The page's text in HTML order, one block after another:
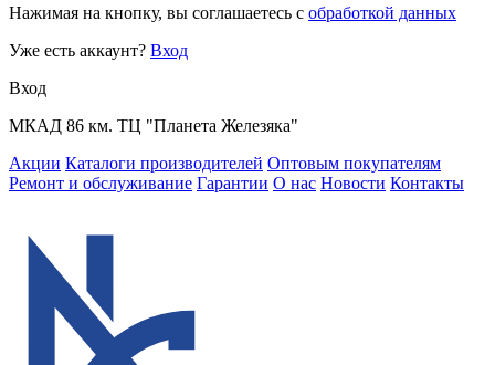
Нажимая на кнопку, вы соглашаетесь с обработкой данных
Уже есть аккаунт? Вход
Вход
МКАД 86 км. ТЦ "Планета Железяка"
Акции Каталоги производителей Оптовым покупателям
Ремонт и обслуживание Гарантии О нас Новости Контакты